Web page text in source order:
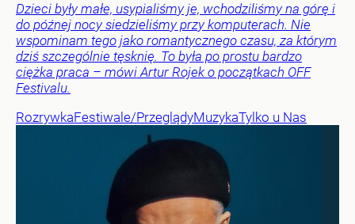
Dzieci były małe, usypialiśmy je, wchodziliśmy na górę i
do późnej nocy siedzieliśmy przy komputerach. Nie
wspominam tego jako romantycznego czasu, za którym
dziś szczególnie tęsknię. To była po prostu bardzo
ciężka praca – mówi Artur Rojek o początkach OFF
Festivalu.
RozrywkaFestiwale/PrzeglądyMuzykaTylko u Nas